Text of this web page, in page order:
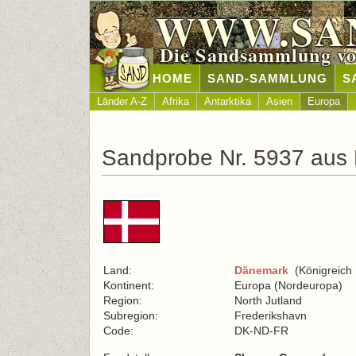
Die Sandsammlung
HOME SAND-SAMMLUNG
Länder A-Z Afrika Antarktika Asien Europa
Sandprobe Nr. 5937 aus
Land: Dänemark (Königreich
Kontinent:
Europa (Nordeuropa)
Region:
North Jutland
Subregion:
Frederikshavn
Code:
DK-ND-FR